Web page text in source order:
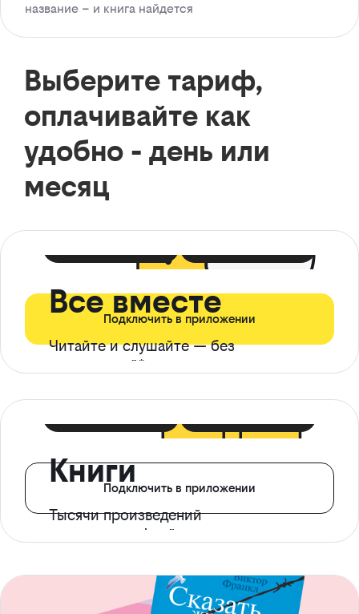
название – и книга найдется
Выберите тариф,
оплачивайте как
удобно - день или
месяц
Все вместе
Читайте и слушайте — без
ограничений*
Подключить в приложении
Книги
Тысячи произведений
с доступом офлайн
Подключить в приложении